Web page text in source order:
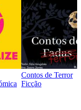
Contos de Terror
Ficção